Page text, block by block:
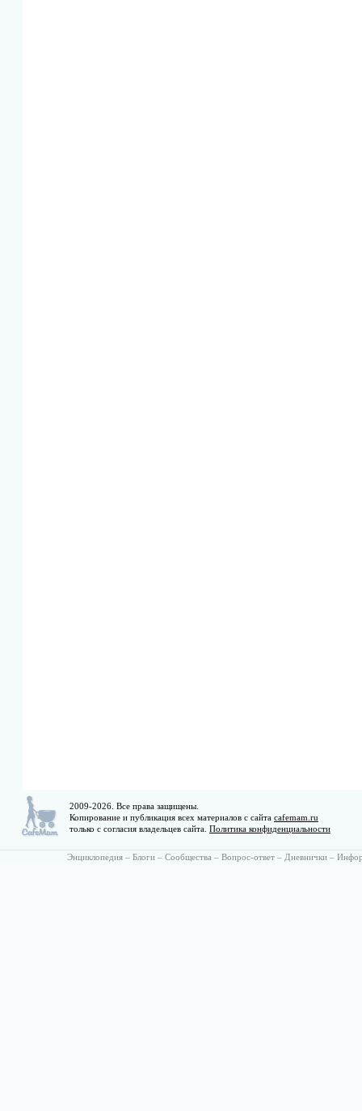
2009-2026. Все права защищены.
Копирование и публикация всех материалов с сайта cafemam.ru
только с согласия владельцев сайта. Политика конфиденциальности
Энциклопедия – Блоги – Сообщества – Вопрос-ответ – Дневнички –